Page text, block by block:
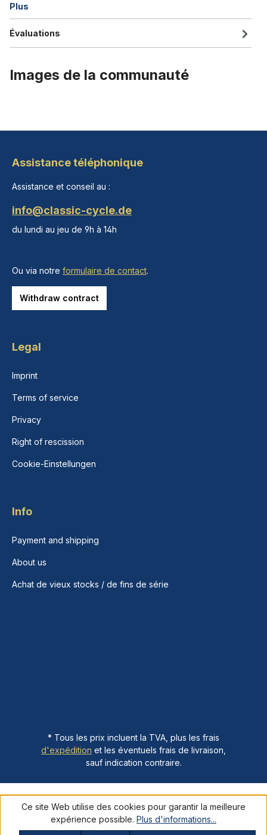
Plus
Évaluations
Images de la communauté
Assistance téléphonique
Assistance et conseil au :
info@classic-cycle.de
du lundi au jeu de 9h à 14h
Ou via notre formulaire de contact.
Withdraw contract
Legal
Imprint
Terms of service
Privacy
Right of rescission
Cookie-Einstellungen
Info
Payment and shipping
About us
Achat de vieux stocks / de fins de série
* Tous les prix incluent la TVA, plus les frais
d'expédition et les éventuels frais de livraison,
sauf indication contraire.
Ce site Web utilise des cookies pour garantir la meilleure
expérience possible. Plus d'informations...